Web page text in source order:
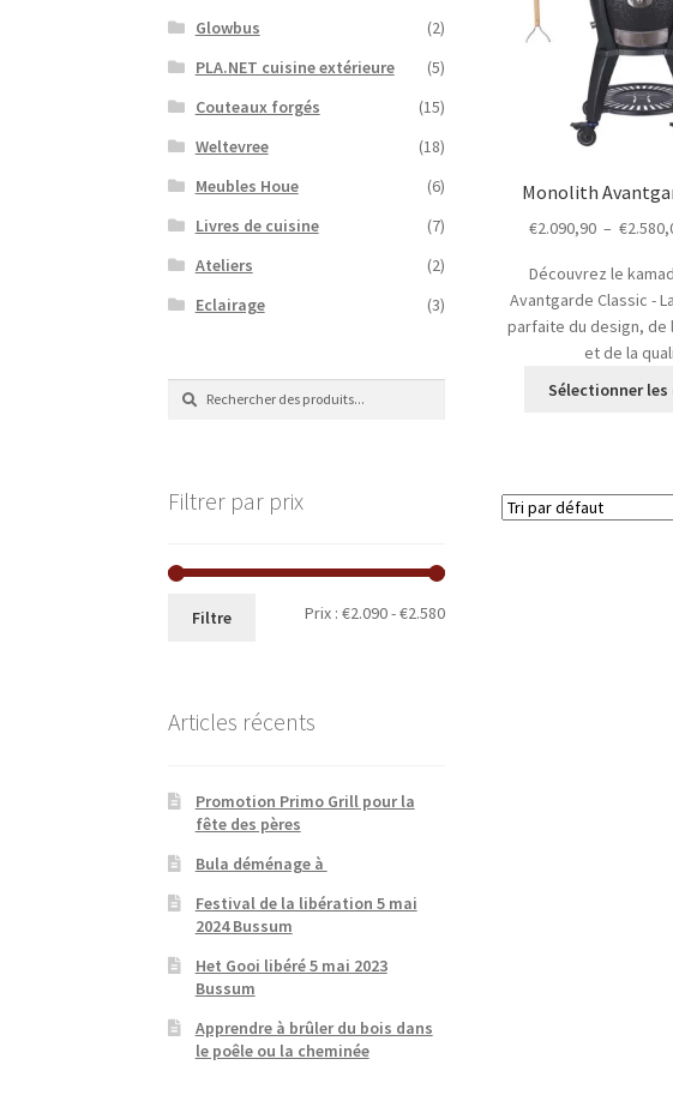
Monolith
€2.090,90 – €
Découvrez le
Avantgarde Classic -
parfaite du design, de
et de la
Sélectionner
Glowbus
(2)
PLA.NET cuisine extérieure
(5)
Couteaux forgés
(15)
Weltevree
(18)
Meubles Houe
(6)
Livres de cuisine
(7)
Ateliers
(2)
Eclairage
(3)
Recherche
Recherche
Filtrer par prix
Prix
Prix
Filtre Prix :€2.090-€2.580
Articles récents
Promotion Primo Grill pour la
fête des pères
Bula déménage à
Festival de la libération 5 mai
2024 Bussum
Het Gooi libéré 5 mai 2023
Bussum
Apprendre à brûler du bois dans
le poêle ou la cheminée